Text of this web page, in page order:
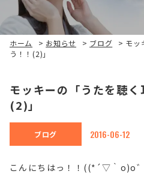
ホーム > お知らせ > ブログ > モッ
う！！(2)」
モッキーの「うたを聴く
(2)」
ブログ 2016-06-12
こんにちはっ！！((*´▽｀o)o